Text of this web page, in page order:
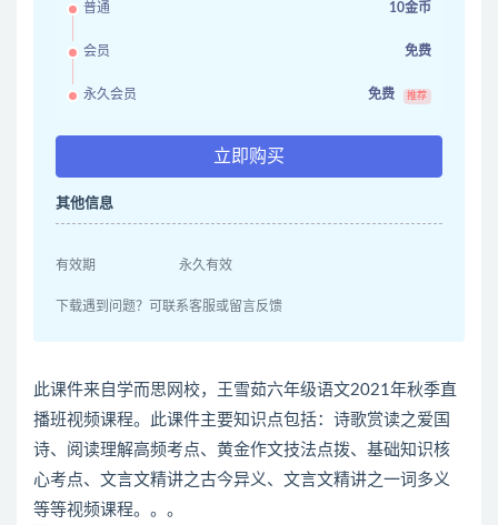
普通 10金币
会员 免费
永久会员 免费 推荐
立即购买
其他信息
有效期 永久有效
下载遇到问题？可联系客服或留言反馈
此课件来自学而思网校，王雪茹六年级语文2021年秋季直
播班视频课程。此课件主要知识点包括：诗歌赏读之爱国
诗、阅读理解高频考点、黄金作文技法点拨、基础知识核
心考点、文言文精讲之古今异义、文言文精讲之一词多义
等等视频课程。。。